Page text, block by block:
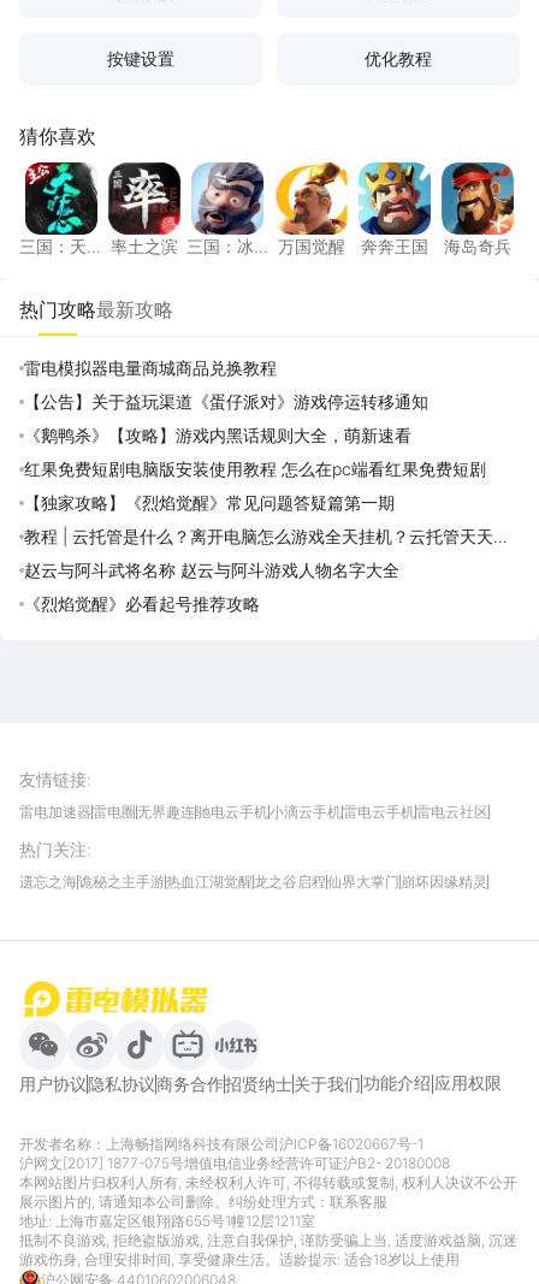
按键设置 优化教程
猜你喜欢
三国：天下归心
三国：天
率土之滨
率土之滨
三国：冰河时代
三国：冰
万国觉醒
万国觉醒
奔奔王国
奔奔王国
海岛奇
海岛奇兵
热门攻略最新攻略
雷电模拟器电量商城商品兑换教程
【公告】关于益玩渠道《蛋仔派对》游戏停运转移通知
《鹅鸭杀》【攻略】游戏内黑话规则大全，萌新速看
红果免费短剧电脑版安装使用教程 怎么在pc端看红果免费短剧
【独家攻略】《烈焰觉醒》常见问题答疑篇第一期
教程 | 云托管是什么？离开电脑怎么游戏全天挂机？云托管天天免
费领取攻略
赵云与阿斗武将名称 赵云与阿斗游戏人物名字大全
《烈焰觉醒》必看起号推荐攻略
友情链接:
雷电加速器雷电圈无界趣连驰电云手机小滴云手机雷电云手机雷电云社区
我爱vr网华军软件园
热门关注:
遗忘之海诡秘之主手游热血江湖觉醒龙之谷启程仙界大掌门 崩坏因缘精灵
用户协议隐私协议商务合作招贤纳士关于我们功能介绍 应用权限
开发者名称：上海畅指网络科技有限公司沪ICP备16020667号-1
沪网文[2017] 1877-075号增值电信业务经营许可证沪B2- 20180008
本网站图片归权利人所有, 未经权利人许可, 不得转载或复制, 权利人决议不公开
展示图片的, 请通知本公司删除。纠纷处理方式： 联系客服
地址: 上海市嘉定区银翔路655号1幢12层1211室
抵制不良游戏, 拒绝盗版游戏, 注意自我保护, 谨防受骗上当, 适度游戏益脑, 沉迷
游戏伤身, 合理安排时间, 享受健康生活。适龄提示: 适合18岁以上使用
沪公网安备 44010602006048
首页
微信
微博 抖音 哔哩哔哩